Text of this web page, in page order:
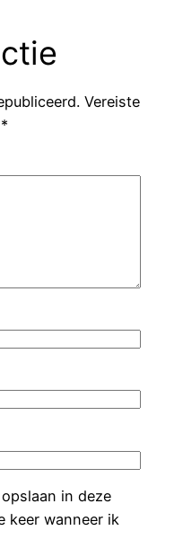
Vereiste
*
in deze
keer wanneer ik